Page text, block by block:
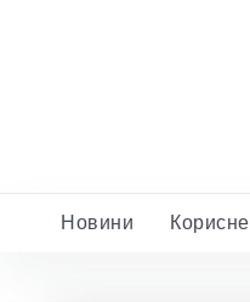
Новини Корисне